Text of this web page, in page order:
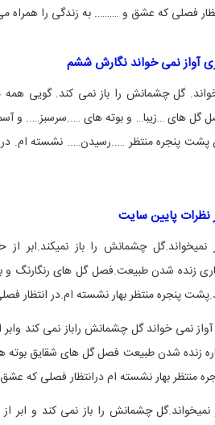
فصلی که عشق و ………. به زندگی را همراه
آواز نمی خواند نگارش ششم
گل چشمانش را باز نمی کند. گویی
های …زیبا… و بوته های …..سرسبز….. و
پنجره منتظر …..رسیدن….. نشسته ام.
پایین سایت
نمیخواند.گل چشمانش را باز نمیکند.ابر
زنده شدن طبیعت.فصل گل های رنگارنگ و
پنجره منتظر بهار نشسته ام.در انتظار
آواز نمی خواند گل چشمانش راباز نمی کند
زنده شدن طبیعت فصل گل های شقایق بوته
منتظر بهار نشسته ام درانتظار فصلی که عشق
نمیخواند.گل چشمانش را باز نمی کند و